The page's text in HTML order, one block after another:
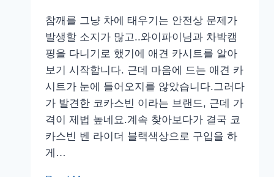
강
아
지
LED
팬
던
트
참깨를 그냥 차에 태우기는 안전상 문제가
발생할 소지가 많고..와이파이님과 차박캠
핑을 다니기로 했기에 애견 카시트를 알아
보기 시작합니다. 근데 마음에 드는 애견 카
시트가 눈에 들어오지를 않았습니다.그러다
가 발견한 코카스빈 이라는 브랜드, 근데 가
격이 제법 높네요.계속 찾아보다가 결국 코
카스빈 벤 라이더 블랙색상으로 구입을 하
게…